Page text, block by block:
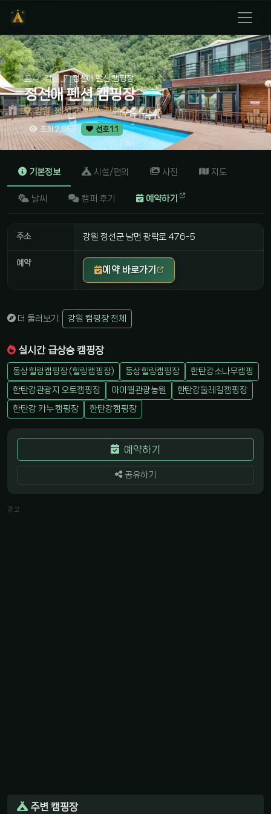
홈 강원 정선애 펜션 캠핑장
정선애 펜션 캠핑장
강원 정선군 남면 광락로 476-5
조회 2,957 선호 1.1
기본정보 시설/편의 사진 지도
날씨 캠퍼 후기 예약하기
주소 강원 정선군 남면 광락로 476-5
예약
예약 바로가기
더 둘러보기: 강원 캠핑장 전체
실시간 급상승 캠핑장
동상힐링캠핑장 (힐링캠핑장) 동상힐링캠핑장
한탄강소나무캠핑
한탄강관광지 오토캠핑장
아이월관광농원
한탄강둘레길캠핑장
한탄강 카누 캠핑장
한탄강캠핑장
예약하기
공유하기
광고
주변 캠핑장